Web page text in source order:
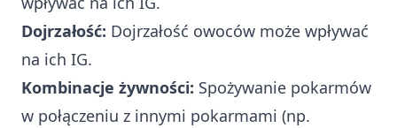
Dojrzałość: Dojrzałość owoców może wpływać
na ich IG.
Kombinacje żywności: Spożywanie pokarmów
w połączeniu z innymi pokarmami (np.